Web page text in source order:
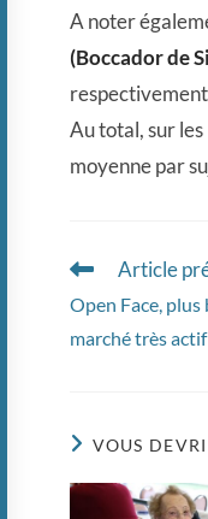
A noter
(Boccador de
Au total, sur
moyenne par
Read
articles
Article
Open Face, plus
marché très actif
VOUS